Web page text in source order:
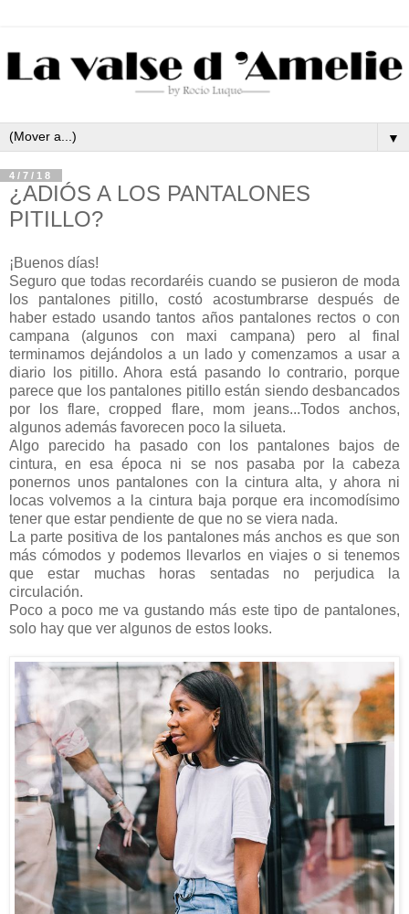
▼
4/7/18
¿ADIÓS A LOS PANTALONES
PITILLO?
¡Buenos días!
Seguro que todas recordaréis cuando se pusieron de moda
los pantalones pitillo, costó acostumbrarse después de
haber estado usando tantos años pantalones rectos o con
campana (algunos con maxi campana) pero al final
terminamos dejándolos a un lado y comenzamos a usar a
diario los pitillo. Ahora está pasando lo contrario, porque
parece que los pantalones pitillo están siendo desbancados
por los flare, cropped flare, mom jeans...Todos anchos,
algunos además favorecen poco la silueta.
Algo parecido ha pasado con los pantalones bajos de
cintura, en esa época ni se nos pasaba por la cabeza
ponernos unos pantalones con la cintura alta, y ahora ni
locas volvemos a la cintura baja porque era incomodísimo
tener que estar pendiente de que no se viera nada.
La parte positiva de los pantalones más anchos es que son
más cómodos y podemos llevarlos en viajes o si tenemos
que estar muchas horas sentadas no perjudica la
circulación.
Poco a poco me va gustando más este tipo de pantalones,
solo hay que ver algunos de estos looks.